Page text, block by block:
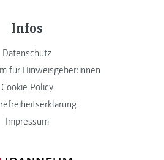
Infos
Datenschutz
für Hinweisgeber:innen
Cookie Policy
Impressum